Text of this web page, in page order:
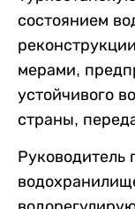
состоянием
мерами,
устойчивого
страны,
Руководитель